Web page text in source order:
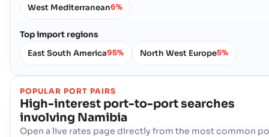
West Mediterranean6%
Top import regions
East South America95% North West Europe5%
POPULAR PORT PAIRS
High-interest port-to-port searches
involving Namibia
Open a live rates page directly from the most common